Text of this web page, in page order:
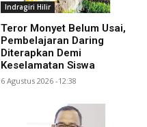
Indragiri Hilir
Teror Monyet Belum Usai,
Pembelajaran Daring
Diterapkan Demi
Keselamatan Siswa
6 Agustus 2026 -12:38